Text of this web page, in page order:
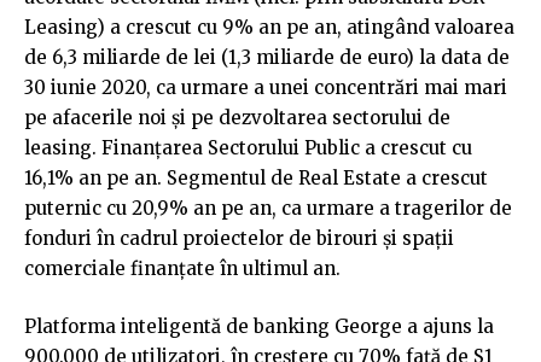
Leasing) a crescut cu 9% an pe an, atingând valoarea
de 6,3 miliarde de lei (1,3 miliarde de euro) la data de
30 iunie 2020, ca urmare a unei concentrări mai mari
pe afacerile noi și pe dezvoltarea sectorului de
leasing. Finanțarea Sectorului Public a crescut cu
16,1% an pe an. Segmentul de Real Estate a crescut
puternic cu 20,9% an pe an, ca urmare a tragerilor de
fonduri în cadrul proiectelor de birouri și spații
comerciale finanțate în ultimul an.
Platforma inteligentă de banking George a ajuns la
900.000 de utilizatori, în creștere cu 70% față de S1